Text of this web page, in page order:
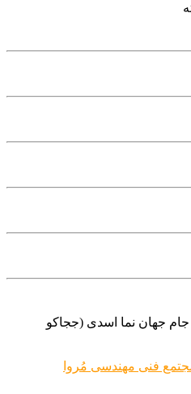
جهان نما اسدی (ججاکو
فنی مهندسی مُروا